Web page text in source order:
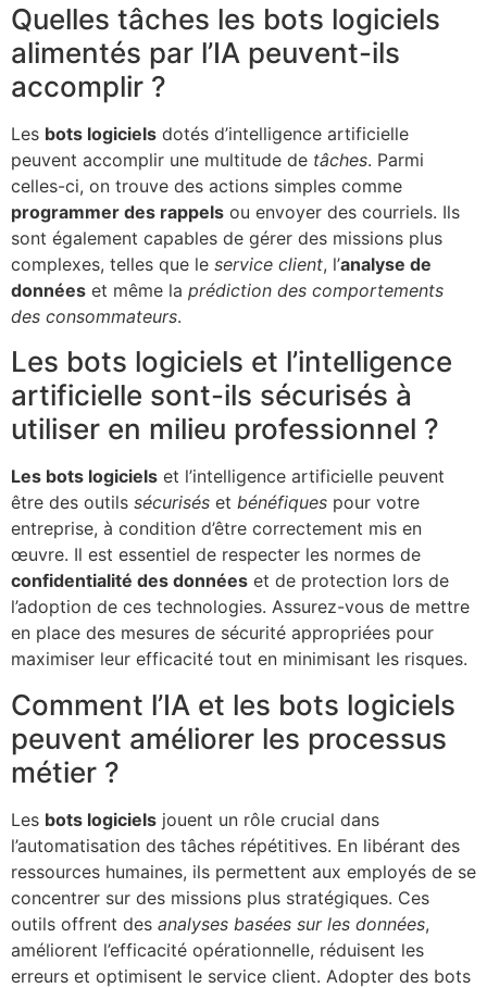
Quelles tâches les bots logiciels
alimentés par l’IA peuvent-ils
accomplir ?
Les bots logiciels dotés d’intelligence artificielle
peuvent accomplir une multitude de tâches. Parmi
celles-ci, on trouve des actions simples comme
programmer des rappels ou envoyer des courriels. Ils
sont également capables de gérer des missions plus
complexes, telles que le service client, l’analyse de
données et même la prédiction des comportements
des consommateurs.
Les bots logiciels et l’intelligence
artificielle sont-ils sécurisés à
utiliser en milieu professionnel ?
Les bots logiciels et l’intelligence artificielle peuvent
être des outils sécurisés et bénéfiques pour votre
entreprise, à condition d’être correctement mis en
œuvre. Il est essentiel de respecter les normes de
confidentialité des données et de protection lors de
l’adoption de ces technologies. Assurez-vous de mettre
en place des mesures de sécurité appropriées pour
maximiser leur efficacité tout en minimisant les risques.
Comment l’IA et les bots logiciels
peuvent améliorer les processus
métier ?
Les bots logiciels jouent un rôle crucial dans
l’automatisation des tâches répétitives. En libérant des
ressources humaines, ils permettent aux employés de se
concentrer sur des missions plus stratégiques. Ces
outils offrent des analyses basées sur les données,
améliorent l’efficacité opérationnelle, réduisent les
erreurs et optimisent le service client. Adopter des bots